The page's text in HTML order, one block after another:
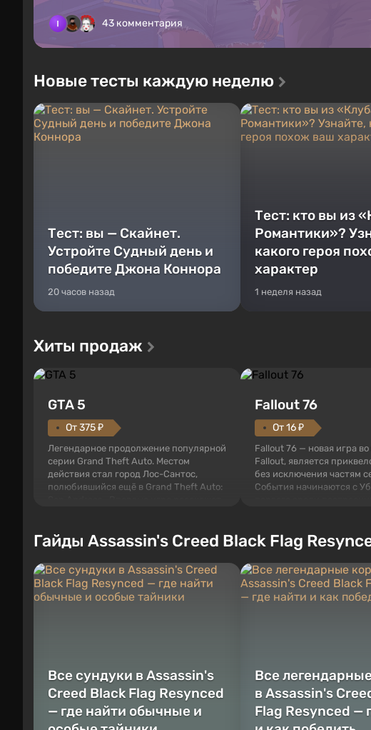
43 комментария
Новые тесты каждую неделю
Тест: вы — Скайнет.
Устройте Судный день и
победите Джона Коннора
20 часов назад
Тест: кто вы из
Романтики»?
какого героя
характер
1 неделя назад
Хиты продаж
GTA 5
От 375 ₽
Легендарное продолжение популярной
серии Grand Theft Auto. Местом
действия стал город Лос-Сантос,
полюбившийся ещё в Grand Theft Auto:
которыми вы сможете переключаться в
любое время. Жанр и...
Fallout 76
От 16 ₽
Fallout 76 — новая игра
Fallout, является
без исключения частям
События начинаются с
как на Америку упадут
Место действия Fallout...
Гайды Assassin's Creed Black Flag
Все сундуки в Assassin's
Creed Black Flag Resynced
— где найти обычные и
Все
в Assassin's
Flag Resynced —